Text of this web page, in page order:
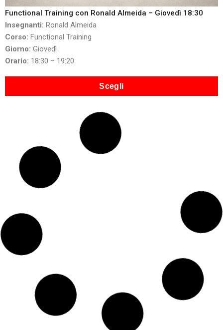
Functional Training con Ronald Almeida – Giovedì 18:30
Insegnanti: Ronald Almeida
Corso: Functional Training
Giorno: Giovedì
Orario: 18:30 – 19:20
Scegli